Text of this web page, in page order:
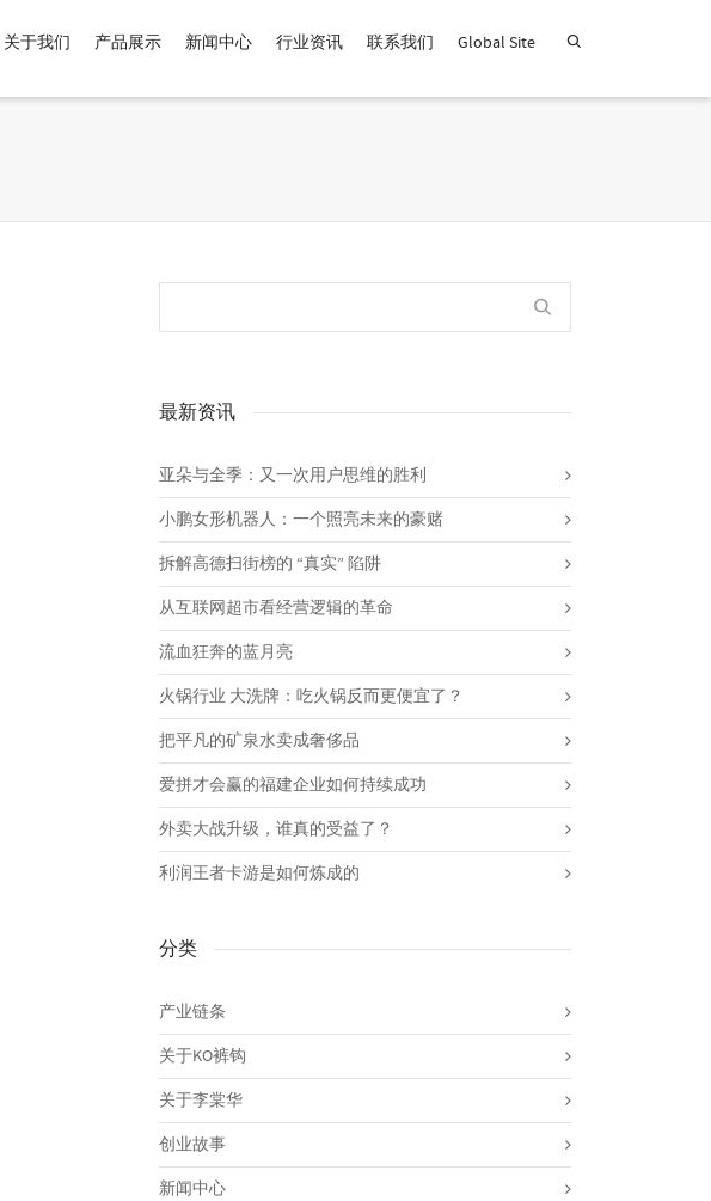
为 默认品牌 .
关于我们 产品展示 新闻中心 行业资讯 联系我们 Global Site
最新资讯
亚朵与全季：又一次用户思维的胜利
小鹏女形机器人：一个照亮未来的豪赌
拆解高德扫街榜的 “真实” 陷阱
从互联网超市看经营逻辑的革命
流血狂奔的蓝月亮
火锅行业 大洗牌：吃火锅反而更便宜了？
把平凡的矿泉水卖成奢侈品
爱拼才会赢的福建企业如何持续成功
外卖大战升级，谁真的受益了？
利润王者卡游是如何炼成的
分类
产业链条
关于KO裤钩
关于李棠华
创业故事
新闻中心